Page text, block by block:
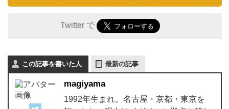
Twitter で
この記事を書いた人 最新の記事
magiyama
1992年生まれ。名古屋・京都・東京を